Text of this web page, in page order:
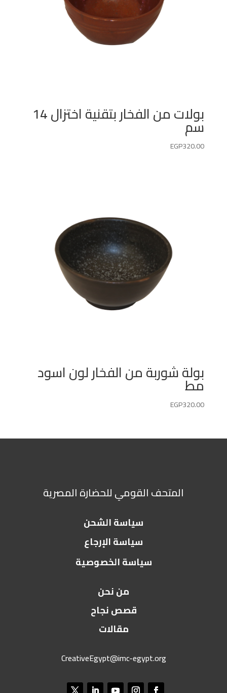
بولات من الفخار بتقنية اختزال 14
سم
EGP320.00
بولة شوربة من الفخار لون اسود
مط
EGP320.00
المتحف القومي للحضارة المصرية
سياسة الشحن
سياسة الإرجاع
سياسة الخصوصية
من نحن
قصص نجاح
مقالات
CreativeEgypt@imc-egypt.org